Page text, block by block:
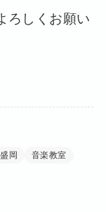
ろしくお願い
盛岡 音楽教室